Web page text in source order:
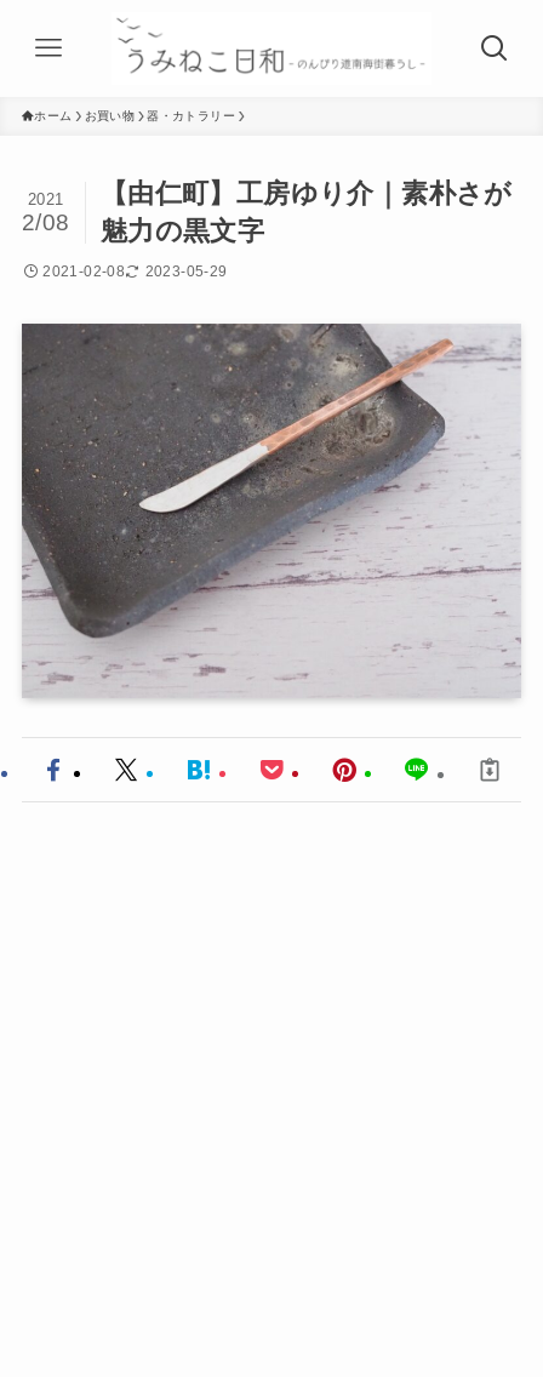
ホーム お買い物 器・カトラリー
【由仁町】工房ゆり介｜素朴さが
魅力の黒文字
2021
2/08
2021-02-08 2023-05-29